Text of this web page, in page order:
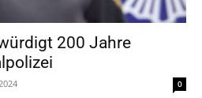
200 Jahre
0